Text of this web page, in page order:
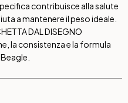
contribuisce alla salute
a mantenere il peso ideale.
DAL DISEGNO
la consistenza e la formula